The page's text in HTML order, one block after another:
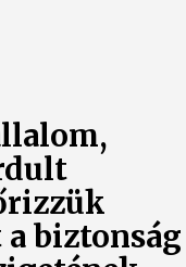
biztonság